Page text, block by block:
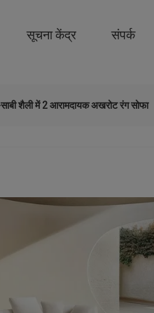
सूचना केंद्र संपर्क
शैली में 2 आरामदायक अखरोट रंग सोफा